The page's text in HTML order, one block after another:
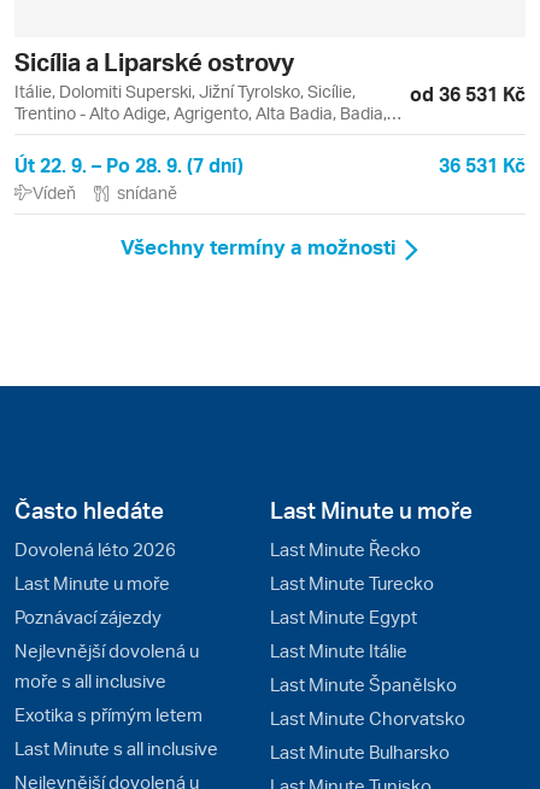
Sicília a Liparské ostrovy
Itálie, Dolomiti Superski, Jižní Tyrolsko, Sicílie,
Trentino - Alto Adige, Agrigento, Alta Badia, Badia,
Catania, Etna, Lipari, Liparské ostrovy, Monreale,
Palermo, Piazza Armerina, Sella Ronda, Taormina,
Vulcano
od 36 531 Kč
Út 22. 9. – Po 28. 9. (7 dní) 36 531 Kč
Vídeň snídaně
Všechny termíny a možnosti
Často hledáte
Dovolená léto 2026
Last Minute u moře
Poznávací zájezdy
Nejlevnější dovolená u
moře s all inclusive
Exotika s přímým letem
Last Minute s all inclusive
Nejlevnější dovolená u
Last Minute u moře
Last Minute Řecko
Last Minute Turecko
Last Minute Egypt
Last Minute Itálie
Last Minute Španělsko
Last Minute Chorvatsko
Last Minute Bulharsko